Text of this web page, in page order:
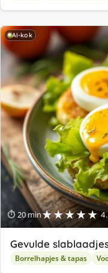
AI-kok
⏱ 20 min★★★★★
Gevulde
Borrelhapjes & tapas